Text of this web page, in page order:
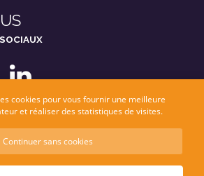
Mentions légales
cookies pour vous fournir une meilleure
et réaliser des statistiques de visites.
Continuer sans cookies